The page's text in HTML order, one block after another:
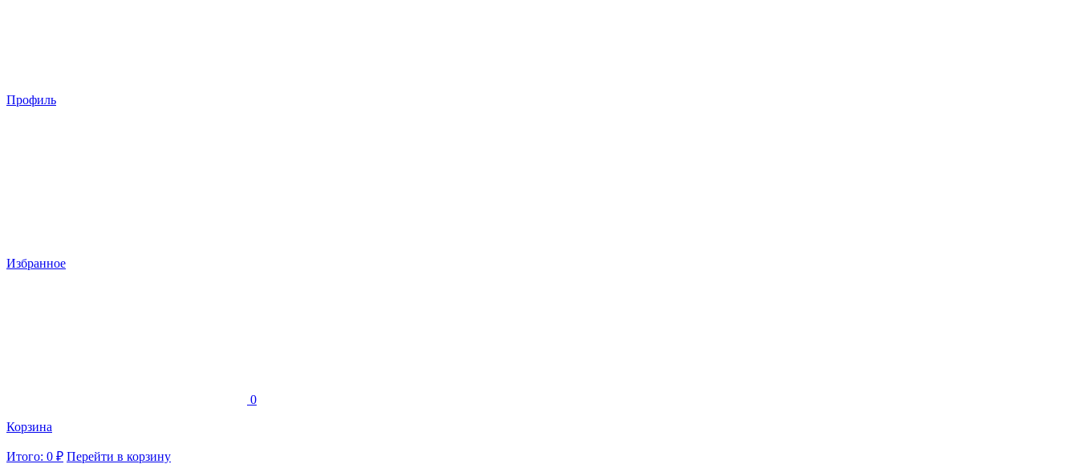
Профиль
Избранное
0
Корзина
Итого: 0 ₽ Перейти в корзину